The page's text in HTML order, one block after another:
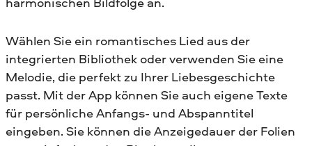
Wählen Sie ein romantisches Lied aus der
integrierten Bibliothek oder verwenden Sie eine
Melodie, die perfekt zu Ihrer Liebesgeschichte
passt. Mit der App können Sie auch eigene Texte
für persönliche Anfangs- und Abspanntitel
eingeben. Sie können die Anzeigedauer der Folien